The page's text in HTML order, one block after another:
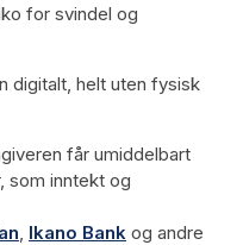
for svindel og
digitalt, helt uten fysisk
får umiddelbart
som inntekt og
Ikano Bank og andre